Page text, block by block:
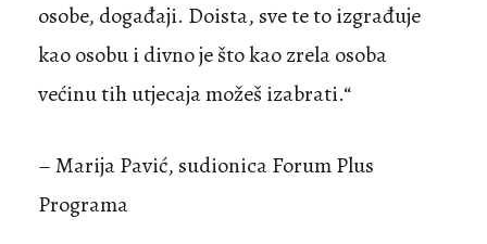
osobe, događaji. Doista, sve te to izgrađuje
kao osobu i divno je što kao zrela osoba
većinu tih utjecaja možeš izabrati.“
– Marija Pavić, sudionica Forum Plus
Programa